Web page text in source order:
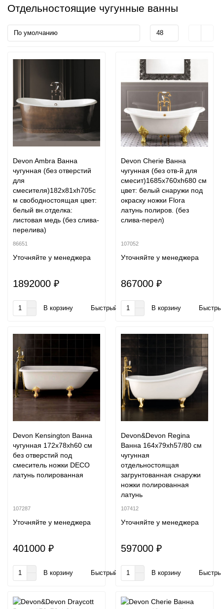
Отдельностоящие чугунные ванны
Devon Ambra Ванна
чугунная (без отверстий
для
смесителя)182x81xh705c
м свободностоящая цвет:
белый вн.отделка:
листовая медь (без слива-
перелива)
86651
Уточняйте у менеджера
1892000 ₽
В корзину Быстрый заказ
Devon Cherie Ванна
чугунная (без отв-й для
смесит)1685х760хh680 см
цвет: белый снаружи под
окраску ножки Flora
латунь полиров. (без
слива-перел)
107052
Уточняйте у менеджера
867000 ₽
В корзину
Devon Kensington Ванна
чугунная 172х78хh60 см
без отверстий под
смеситель ножки DECO
латунь полированная
107287
Уточняйте у менеджера
401000 ₽
В корзину Быстрый заказ
Devon&Devon Regina
Ванна 164х79хh57/80 см
чугунная
отдельностоящая
загрунтованная снаружи
ножки полированная
латунь
107412
Уточняйте у менеджера
597000 ₽
В корзину